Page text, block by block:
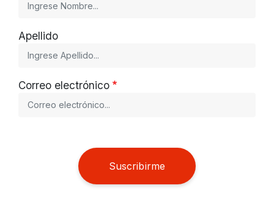
Apellido
Correo electrónico
Suscribirme